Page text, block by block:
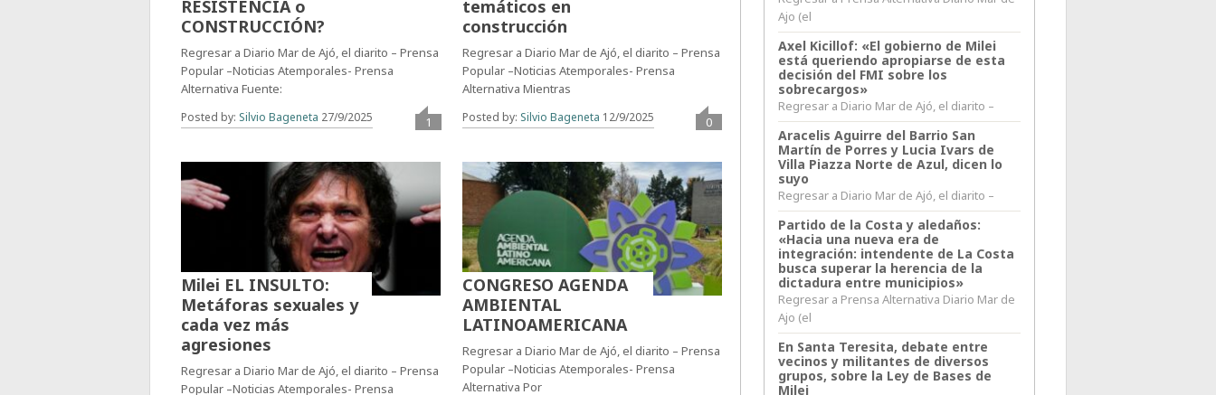
RESISTENCIA o
CONSTRUCCIÓN?
Regresar a Diario Mar de Ajó, el diarito – Prensa
Popular –Noticias Atemporales- Prensa
Alternativa Fuente:
Posted by: Silvio Bageneta 27/9/2025 1
temáticos en
construcción
Regresar a Diario Mar de Ajó, el diarito – Prensa
Popular –Noticias Atemporales- Prensa
Alternativa Mientras
Posted by: Silvio Bageneta 12/9/2025 0
Milei EL INSULTO:
Metáforas sexuales y
cada vez más
agresiones
Regresar a Diario Mar de Ajó, el diarito – Prensa
Popular –Noticias Atemporales- Prensa
CONGRESO AGENDA
AMBIENTAL
LATINOAMERICANA
Regresar a Diario Mar de Ajó, el diarito – Prensa
Popular –Noticias Atemporales- Prensa
Alternativa Por
Ajo (el
Axel Kicillof: «El gobierno de Milei
está queriendo apropiarse de esta
decisión del FMI sobre los
sobrecargos»
Regresar a Diario Mar de Ajó, el diarito –
Aracelis Aguirre del Barrio San
Martín de Porres y Lucia Ivars de
Villa Piazza Norte de Azul, dicen lo
suyo
Regresar a Diario Mar de Ajó, el diarito –
Partido de la Costa y aledaños:
«Hacia una nueva era de
integración: intendente de La Costa
busca superar la herencia de la
dictadura entre municipios»
Regresar a Prensa Alternativa Diario Mar de
Ajo (el
En Santa Teresita, debate entre
vecinos y militantes de diversos
grupos, sobre la Ley de Bases de
Milei